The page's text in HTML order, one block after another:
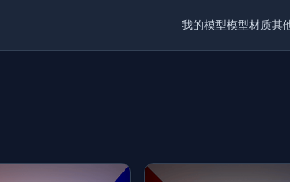
我的模型模型材质其